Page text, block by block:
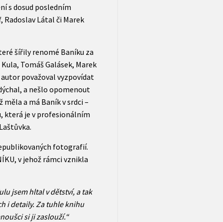
s dosud posledním
Látal či Marek
šířily renomé Baníku za
Tomáš Galásek, Marek
považoval vyzpovídat
a nešlo opomenout
a má Baník v srdci –
která je v profesionálním
fotografií.
v jehož rámci vznikla
jsem hltal v dětství, a tak
i detaily. Za tuhle knihu
si ji zaslouží.“